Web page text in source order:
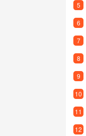
5
6
7
8
9
10
11
12